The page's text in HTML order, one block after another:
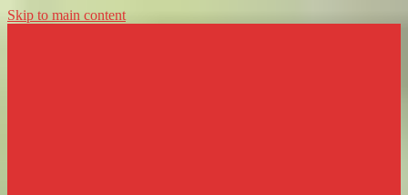
Skip to main content